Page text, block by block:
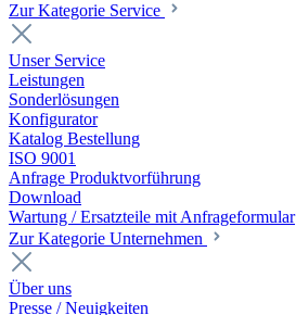
Zur Kategorie Service
Unser Service
Leistungen
Sonderlösungen
Konfigurator
Katalog Bestellung
ISO 9001
Anfrage Produktvorführung
Download
Wartung / Ersatzteile mit Anfrageformular
Zur Kategorie Unternehmen
Über uns
Presse / Neuigkeiten